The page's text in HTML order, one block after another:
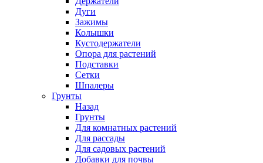
Дуги
Зажимы
Колышки
Кустодержатели
Опора для растений
Подставки
Сетки
Шпалеры
Грунты
Назад
Грунты
Для комнатных растений
Для рассады
Для садовых растений
Добавки для почвы